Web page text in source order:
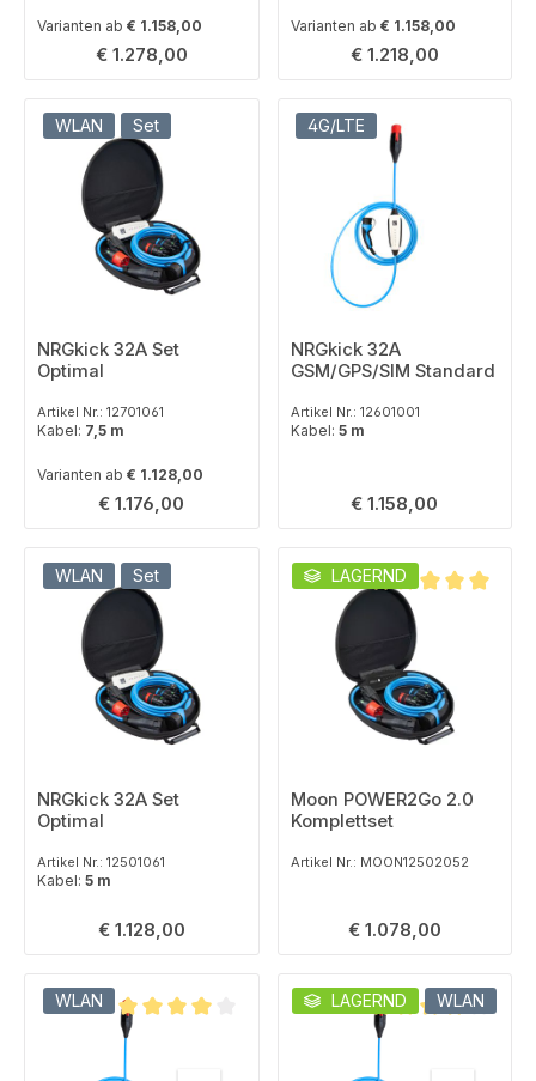
Varianten ab € 1.158,00
Regulärer Preis:
€ 1.278,00
Varianten ab € 1.158,00
Regulärer Preis:
€ 1.218,00
WLAN Set
NRGkick 32A Set
Optimal
Artikel Nr.: 12701061
Kabel: 7,5 m
Varianten ab € 1.128,00
Regulärer Preis:
€ 1.176,00
4G/LTE
NRGkick 32A
GSM/GPS/SIM Standard
Artikel Nr.: 12601001
Kabel: 5 m
Regulärer Preis:
€ 1.158,00
WLAN Set
NRGkick 32A Set
Optimal
Artikel Nr.: 12501061
Kabel:5 m
Regulärer Preis:
€ 1.128,00
LAGERND
Durchschnittliche
Moon POWER2Go 2.0
Komplettset
Artikel Nr.: MOON12502052
Regulärer Preis:
€ 1.078,00
WLAN
Durchschnittliche Bewertung von 4 von 5 Sternen
LAGERND
WLAN
Durchschnittliche